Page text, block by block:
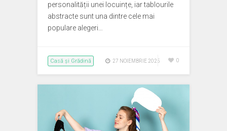
personalității unei locuințe, iar tablourile
abstracte sunt una dintre cele mai
populare alegeri…
Casă și Grădină 27 NOIEMBRIE 2025 0